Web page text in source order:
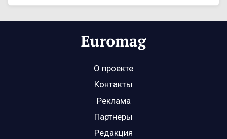
О проекте
Контакты
Реклама
Партнеры
Редакция